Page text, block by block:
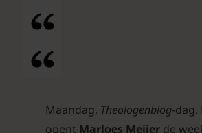
Maandag, Theologenblog-dag.
opent Marloes Meijer de